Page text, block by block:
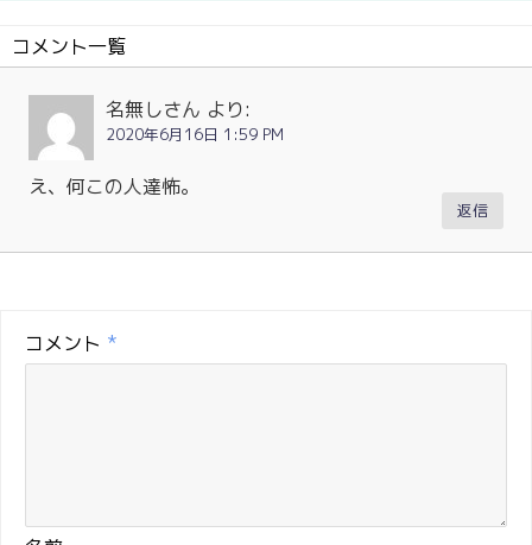
コメント一覧
名無しさん より:
2020年6月16日 1:59 PM
え、何この人達怖。
返信
コメント *